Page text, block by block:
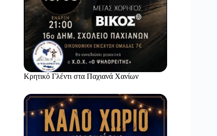
Κρητικό Γλέντι στα Παχιανά Χανίων